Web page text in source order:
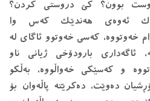
بوون؟ کێ دروستی کردن؟
ئه‌وه‌ی هه‌ندێک که‌س وا
خه‌وتووه‌، که‌سی خه‌وتوو ئاگای له‌
ئاگەداری بارودۆخی ژیانی ناو
و که‌سێکی خه‌واڵووه‌، به‌ڵکو
ده‌وێت، ده‌کرێته‌ پاڵه‌وان بۆ